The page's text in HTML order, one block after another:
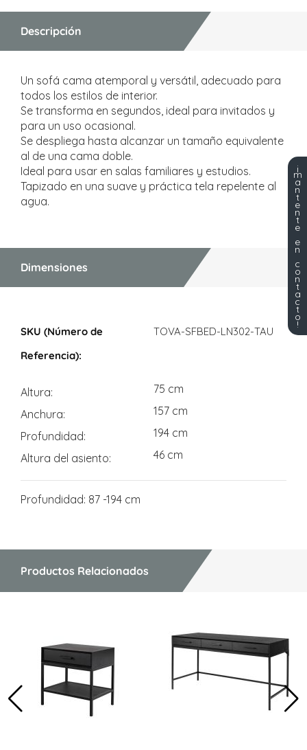
Descripción
Un sofá cama atemporal y versátil, adecuado para
todos los estilos de interior.
Se transforma en segundos, ideal para invitados y
para un uso ocasional.
Se despliega hasta alcanzar un tamaño equivalente
al de una cama doble.
Ideal para usar en salas familiares y estudios.
Tapizado en una suave y práctica tela repelente al
agua.
Dimensiones
TOVA-SFBED-LN302-TAU
Altura
75 cm
Anchura
157 cm
Profundidad
194 cm
Altura del asiento
46 cm
Profundidad: 87 -194 cm
Productos Relacionados
¡
m
a
n
t
e
n
t
e
e
n
c
o
n
t
a
c
t
o
!